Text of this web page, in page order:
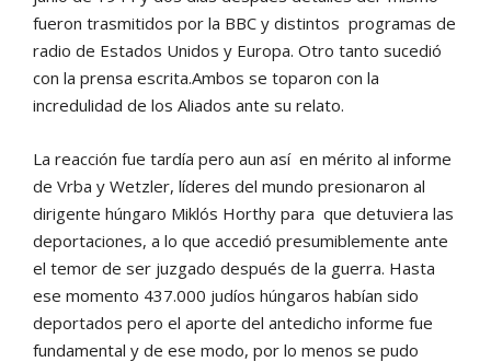
fueron trasmitidos por la BBC y distintos programas de
radio de Estados Unidos y Europa. Otro tanto sucedió
con la prensa escrita.Ambos se toparon con la
incredulidad de los Aliados ante su relato.
La reacción fue tardía pero aun así en mérito al informe
de Vrba y Wetzler, líderes del mundo presionaron al
dirigente húngaro Miklós Horthy para que detuviera las
deportaciones, a lo que accedió presumiblemente ante
el temor de ser juzgado después de la guerra. Hasta
ese momento 437.000 judíos húngaros habían sido
deportados pero el aporte del antedicho informe fue
fundamental y de ese modo, por lo menos se pudo